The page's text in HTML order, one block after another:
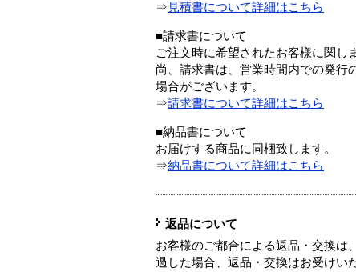
⇒ 見積書について詳細はこちら
■請求書について
ご注文時に希望されたお客様に関し
尚、請求書は、営業時間内での発行
場合がございます。
⇒請求書について詳細はこちら
■納品書について
お届けする商品に同梱致します。
⇒納品書について詳細はこちら
返品について
お客様のご都合による返品・交換は
過した場合、返品・交換はお受けい